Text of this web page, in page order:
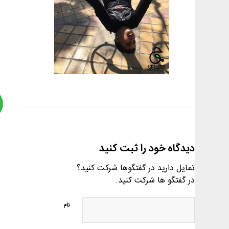
دیدگاه خود را ثبت کنید
تمایل دارید در گفتگوها شرکت کنید؟
در گفتگو ها شرکت کنید.
نام